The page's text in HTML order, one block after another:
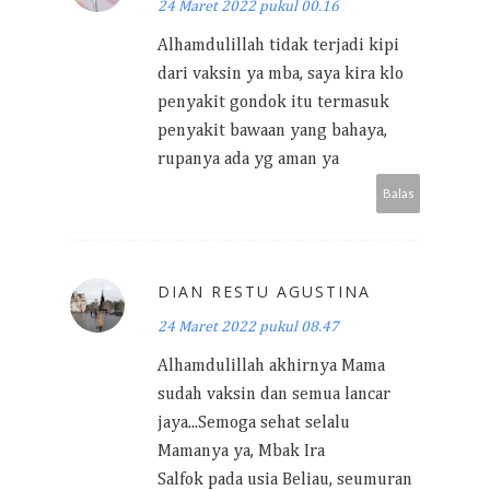
24 Maret 2022 pukul 00.16
Alhamdulillah tidak terjadi kipi
dari vaksin ya mba, saya kira klo
penyakit gondok itu termasuk
penyakit bawaan yang bahaya,
rupanya ada yg aman ya
Balas
DIAN RESTU AGUSTINA
24 Maret 2022 pukul 08.47
Alhamdulillah akhirnya Mama
sudah vaksin dan semua lancar
jaya...Semoga sehat selalu
Mamanya ya, Mbak Ira
Salfok pada usia Beliau, seumuran